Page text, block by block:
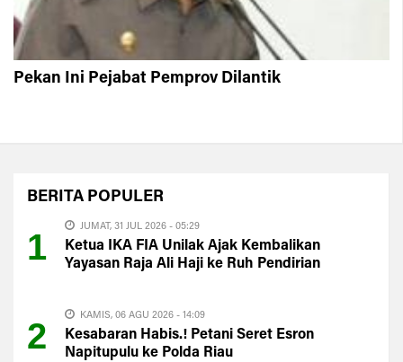
Pekan Ini Pejabat Pemprov Dilantik
BERITA POPULER
1
JUMAT, 31 JUL 2026 - 05:29
Ketua IKA FIA Unilak Ajak Kembalikan
Yayasan Raja Ali Haji ke Ruh Pendirian
2
KAMIS, 06 AGU 2026 - 14:09
Kesabaran Habis.! Petani Seret Esron
Napitupulu ke Polda Riau